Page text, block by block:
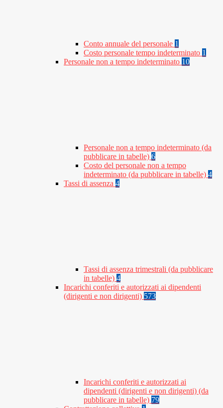
Conto annuale del personale 1
Costo personale tempo indeterminato 1
Personale non a tempo indeterminato 10
Personale non a tempo indeterminato (da
pubblicare in tabelle) 6
Costo del personale non a tempo
indeterminato (da pubblicare in tabelle) 4
Tassi di assenza 4
Tassi di assenza trimestrali (da pubblicare
in tabelle) 4
Incarichi conferiti e autorizzati ai dipendenti
(dirigenti e non dirigenti) 573
Incarichi conferiti e autorizzati ai
dipendenti (dirigenti e non dirigenti) (da
pubblicare in tabelle) 79